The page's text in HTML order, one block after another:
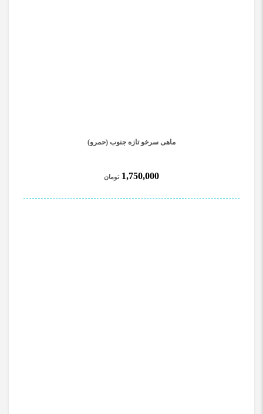
ماهی سرخو تازه جنوب (حمرو)
1,750,000 تومان